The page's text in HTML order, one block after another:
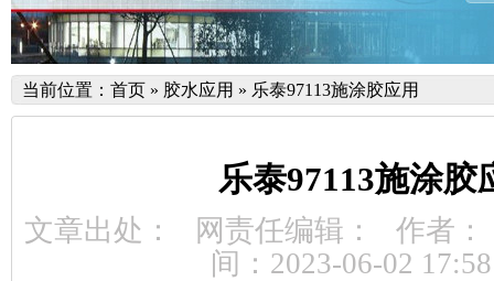
当前位置： 首页 » 胶水应用 » 乐泰97113施涂胶应用
乐泰97113施涂胶
文章出处： 网责任编辑：
作者：
间：2023-06-02